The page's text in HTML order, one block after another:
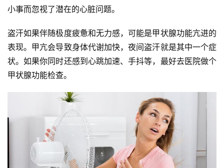
小事而忽视了潜在的心脏问题。
盗汗如果伴随极度疲惫和无力感，可能是甲状腺功能亢进的
表现。甲亢会导致身体代谢加快，夜间盗汗就是其中一个症
状。如果你同时还感到心跳加速、手抖等，最好去医院做个
甲状腺功能检查。